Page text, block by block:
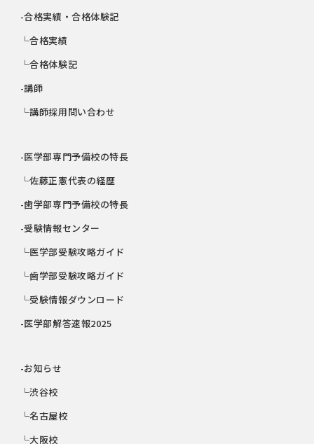
-合格実績・合格体験記
└合格実績
└合格体験記
-講師
└講師採用問い合わせ
-医学部専門予備校の特長
└佐藤正憲代表の経歴
-歯学部専門予備校の特長
-受験情報センター
└医学部受験攻略ガイド
└歯学部受験攻略ガイド
└受験情報ダウンロード
-医学部解答速報2025
-お知らせ
└渋谷校
└名古屋校
└大阪校